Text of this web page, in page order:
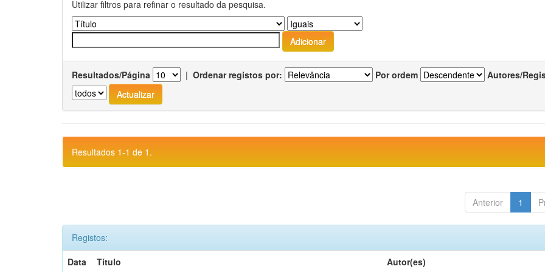
Utilizar filtros para refinar o resultado da pesquisa.
Resultados/Página | Ordenar registos por: Por ordem Autores/
Resultados 1-1 de 1.
Anterior 1
Registos:
Data
Título Autor(es)